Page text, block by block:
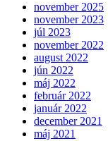
november 2025
november 2023
júl 2023
november 2022
august 2022
jún 2022
máj 2022
február 2022
január 2022
december 2021
máj 2021